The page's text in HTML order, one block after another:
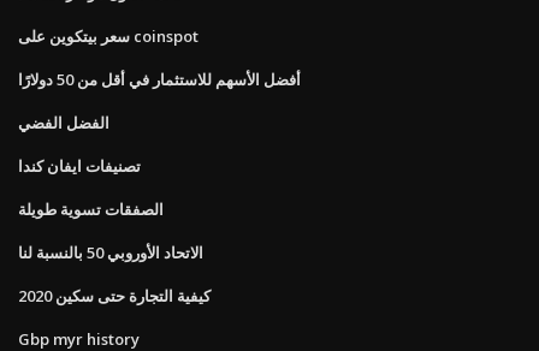
سعر بيتكوين على coinspot
أفضل الأسهم للاستثمار في أقل من 50 دولارًا
الفضل الفضي
تصنيفات ايفان كندا
الصفقات تسوية طويلة
الاتحاد الأوروبي 50 بالنسبة لنا
كيفية التجارة حتى سكين 2020
Gbp myr history